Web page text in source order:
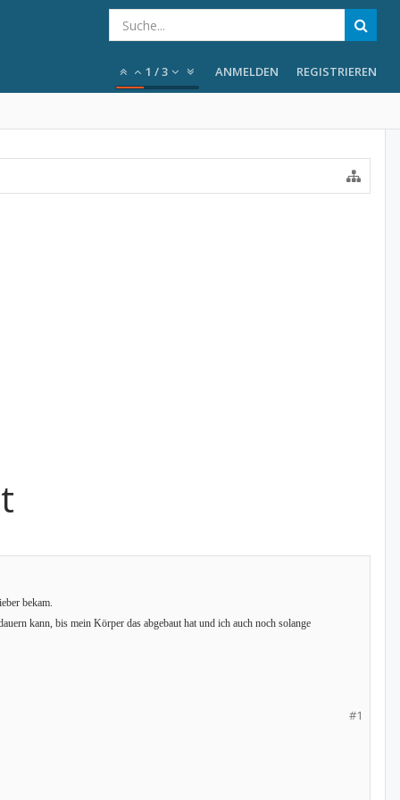
1 /3 ANMELDEN REGISTRIEREN
bekam.
kann, bis mein Körper das abgebaut hat und ich auch noch solange
#1